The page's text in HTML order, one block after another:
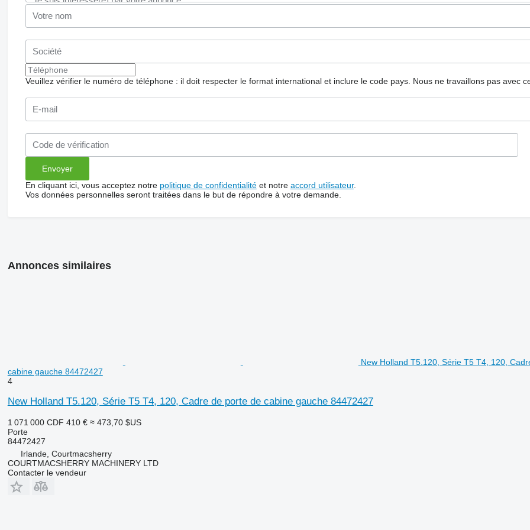
Veuillez vérifier le numéro de téléphone : il doit respecter le format international et inclure le code pays. Nous ne travaillons pas avec
En cliquant ici, vous acceptez notre politique de confidentialitéet notre accord utilisateur.
Vos données personnelles seront traitées dans le but de répondre à votre demande.
Annonces similaires
New Holland T5.120, Série T5 T4, 120,
cabine gauche 84472427
4
New Holland T5.120, Série T5 T4, 120, Cadre de porte de cabine gauche 84472427
1 071 000 CDF 410 € ≈ 473,70 $US
Porte
84472427
Irlande, Courtmacsherry
COURTMACSHERRY MACHINERY LTD
Contacter le vendeur